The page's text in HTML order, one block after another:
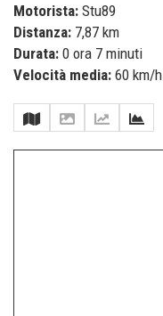
Motorista: Stu89
Distanza: 7,87 km
Durata: 0 ora 7 minuti
Velocità media: 60 km/h